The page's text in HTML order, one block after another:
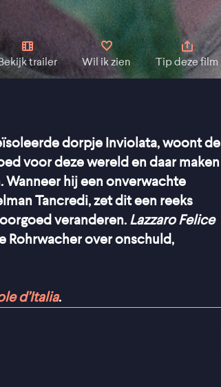
trailer Wil ik zien Tip deze film
dorpje Inviolata, woont de
voor deze wereld en daar maken
Wanneer hij een onverwachte
Tancredi, zet dit een reeks
veranderen. Lazzaro Felice
Rohrwacher over onschuld,
d’Italia.